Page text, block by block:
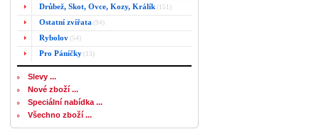
Drůbež, Skot, Ovce, Kozy, Králík (151)
Ostatní zvířata (94)
Rybolov (54)
Pro Páníčky (13)
Slevy ...
Nové zboží ...
Speciální nabídka ...
Všechno zboží ...